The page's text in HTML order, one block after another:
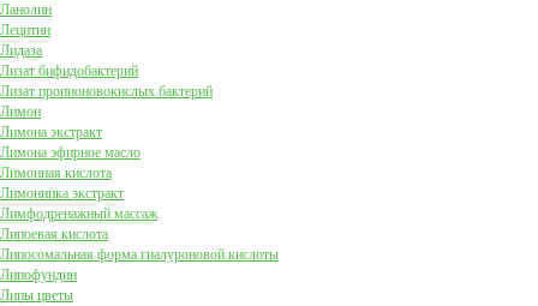
Ланолин
Лецитин
Лидаза
Лизат бифидобактерий
Лизат пропионовокислых бактерий
Лимон
Лимона экстракт
Лимона эфирное масло
Лимонная кислота
Лимонника экстракт
Лимфодренажный массаж
Липоевая кислота
Липосомальная форма гиалуроновой кислоты
Липофундин
Липы цветы